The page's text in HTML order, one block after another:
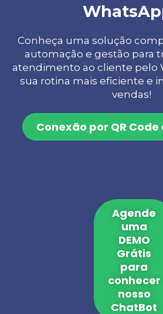
Conheça uma solução
automação e gestão para
atendimento ao cliente pelo
sua rotina mais eficiente e
vendas!
Conexão por QR Code
Agende
uma
DEMO
Grátis
para
conhecer
nosso
ChatBot